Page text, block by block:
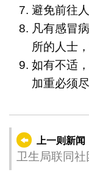
避免前往
凡有感冒
所的人士
如有不适
加重必须
上一则新闻
卫生局联同